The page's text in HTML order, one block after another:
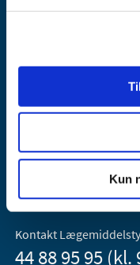
Kun
Lægemiddelstyrelsen
2300 København S
Lægemiddelstyrelsen
Sundheds- og
Kontakt
44 88 95 95 (kl.